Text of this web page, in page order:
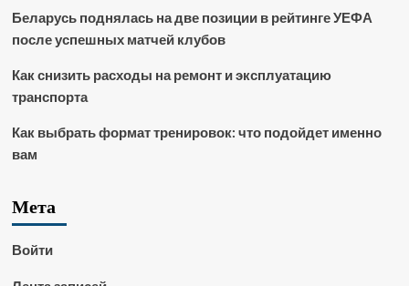
Беларусь поднялась на две позиции в рейтинге УЕФА
после успешных матчей клубов
Как снизить расходы на ремонт и эксплуатацию
транспорта
Как выбрать формат тренировок: что подойдет именно
вам
Мета
Войти